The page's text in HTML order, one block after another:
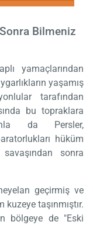
Bilmeniz
yamaçlarından
yaşamış
tarafından
bu topraklara
da Persler,
hüküm
sonra
geçirmiş ve
taşınmıştır.
bölgeye de "Eski